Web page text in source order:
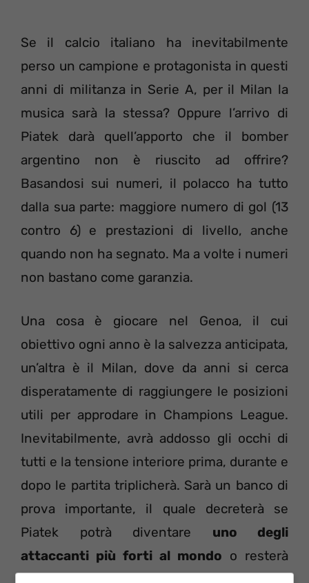
Se il calcio italiano ha inevitabilmente
perso un campione e protagonista in questi
anni di militanza in Serie A, per il Milan la
musica sarà la stessa? Oppure l’arrivo di
Piatek darà quell’apporto che il bomber
argentino non è riuscito ad offrire?
Basandosi sui numeri, il polacco ha tutto
dalla sua parte: maggiore numero di gol (13
contro 6) e prestazioni di livello, anche
quando non ha segnato. Ma a volte i numeri
non bastano come garanzia.
Una cosa è giocare nel Genoa, il cui
obiettivo ogni anno è la salvezza anticipata,
un’altra è il Milan, dove da anni si cerca
disperatamente di raggiungere le posizioni
utili per approdare in Champions League.
Inevitabilmente, avrà addosso gli occhi di
tutti e la tensione interiore prima, durante e
dopo le partita triplicherà. Sarà un banco di
prova importante, il quale decreterà se
Piatek potrà diventare uno degli
attaccanti più forti al mondo o resterà